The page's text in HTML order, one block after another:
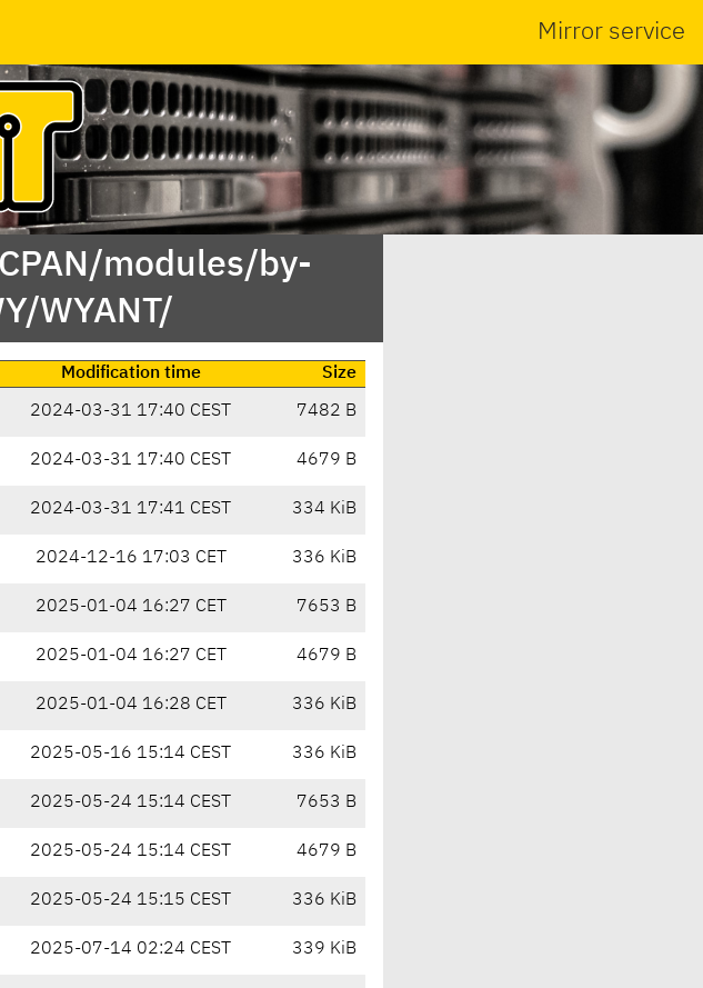
Mirror service
modules/by-
WYANT/
Modification time
Size
2024-03-31 17:40 CEST 7482 B
2024-03-31 17:40 CEST 4679 B
2024-03-31 17:41 CEST 334 KiB
2024-12-16 17:03 CET 336 KiB
2025-01-04 16:27 CET 7653 B
2025-01-04 16:27 CET 4679 B
2025-01-04 16:28 CET 336 KiB
2025-05-16 15:14 CEST 336 KiB
2025-05-24 15:14 CEST 7653 B
2025-05-24 15:14 CEST 4679 B
2025-05-24 15:15 CEST 336 KiB
2025-07-14 02:24 CEST 339 KiB